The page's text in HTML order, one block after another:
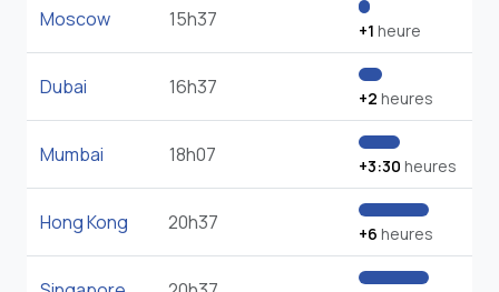
Moscow 15h37 +1 heure
Dubai 16h37 +2 heures
Mumbai 18h07 +3:30 heures
Hong Kong 20h37 +6 heures